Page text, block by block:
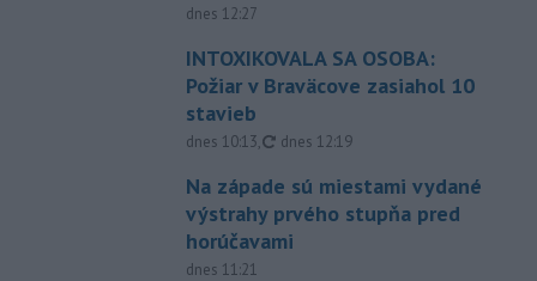
dnes 12:27
INTOXIKOVALA SA OSOBA:
Požiar v Braväcove zasiahol 10
stavieb
dnes 10:13, aktualizované
dnes 12:19
Na západe sú miestami vydané
výstrahy prvého stupňa pred
horúčavami
dnes 11:21